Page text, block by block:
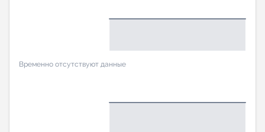
Временно отсутствуют данные